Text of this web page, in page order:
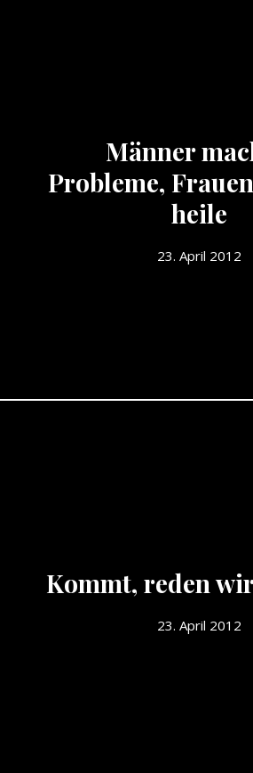
Männer
Probleme,
heile
23. April 2012
Kommt, reden
23. April 2012